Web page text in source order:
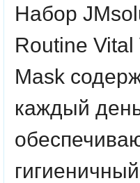
Набор
Routine Vital
Mask
каждый